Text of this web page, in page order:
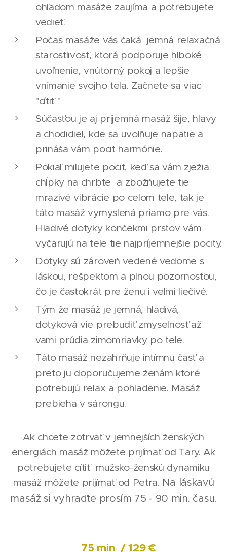
ohľadom masáže zaujíma a potrebujete
vedieť.
Počas masáže vás čaká jemná relaxačná
starostlivosť, ktorá podporuje hlboké
uvoľnenie, vnútorný pokoj a lepšie
vnímanie svojho tela. Začnete sa viac
"cítiť "
Súčasťou je aj príjemná masáž šije, hlavy
a chodidiel, kde sa uvoľňuje napätie a
prináša vám pocit harmónie.
Pokiaľ milujete pocit, keď sa vám zježia
chĺpky na chrbte a zbožňujete tie
mrazivé vibrácie po celom tele, tak je
táto masáž vymyslená priamo pre vás.
Hladivé dotyky končekmi prstov vám
vyčarujú na tele tie najpríjemnejšie pocity.
Dotyky sú zároveň vedené vedome s
láskou, rešpektom a plnou pozornosťou,
čo je častokrát pre ženu i veľmi liečivé.
Tým že masáž je jemná, hladivá,
dotyková vie prebudiť zmyselnosť až
vami prúdia zimomriavky po tele.
Táto masáž nezahrňuje intímnu časť a
preto ju doporučujeme ženám ktoré
potrebujú relax a pohladenie. Masáž
prebieha v sárongu.
Ak chcete zotrvať v jemnejších ženských
energiách masáž môžete prijímať od Tary. Ak
potrebujete cítiť mužsko-ženskú dynamiku
masáž môžete prijímať od Petra. Na láskavú
masáž si vyhraďte prosím 75 - 90 min. času.
75 min / 129 €